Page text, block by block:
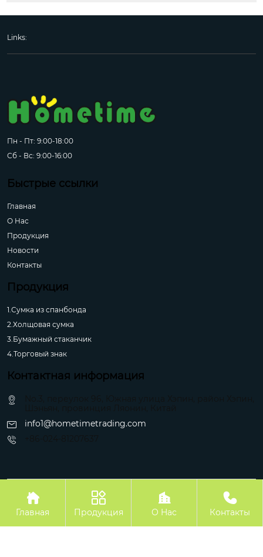
Links:
Пн - Пт: 9:00-18:00
Сб - Вс: 9:00-16:00
Быстрые ссылки
Главная
О Hас
Продукция
Новости
Контакты
Продукция
1.Сумка из спанбонда
2.Холщовая сумка
3.Бумажный стаканчик
4.Торговый знак
Контактная информация
info1@hometimetrading.com
Авторское право©Шэньян Хуэйфэнтай Импорт и Экспорт Ко.

Главная

Продукция

О Hас

Контакты